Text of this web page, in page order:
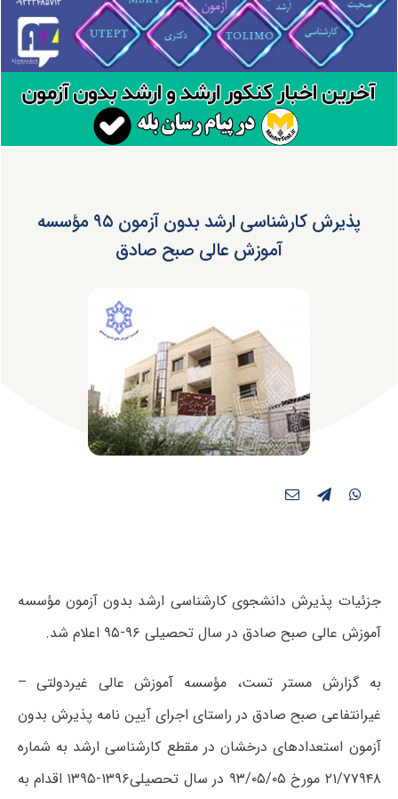
پذیرش کارشناسی ارشد بدون آزمون ۹۵ مؤسسه
آموزش عالی صبح صادق
جزئیات پذیرش دانشجوی کارشناسی ارشد بدون آزمون مؤسسه
آموزش عالی صبح صادق در سال تحصیلی ۹۶-۹۵ اعلام شد.
به گزارش مستر تست، مؤسسه آموزش عالی غیردولتی –
غیرانتفاعی صبح صادق در راستای اجرای آیین نامه پذیرش بدون
آزمون استعدادهای درخشان در مقطع کارشناسی ارشد به شماره
۲۱/۷۷۹۴۸ مورخ ۹۳/۰۵/۰۵ در سال تحصیلی۱۳۹۶-۱۳۹۵
اقدام به